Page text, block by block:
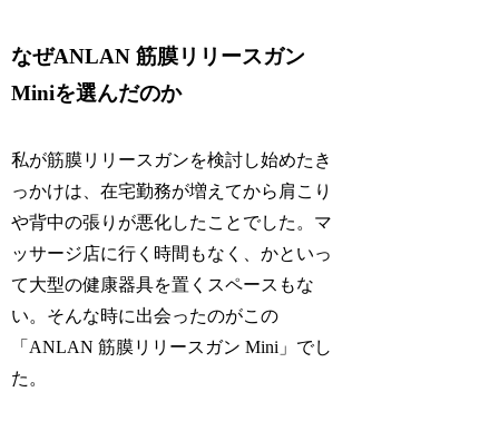
なぜANLAN 筋膜リリースガン
Miniを選んだのか
私が筋膜リリースガンを検討し始めたき
っかけは、在宅勤務が増えてから肩こり
や背中の張りが悪化したことでした。マ
ッサージ店に行く時間もなく、かといっ
て大型の健康器具を置くスペースもな
い。そんな時に出会ったのがこの
「ANLAN 筋膜リリースガン Mini」でし
た。